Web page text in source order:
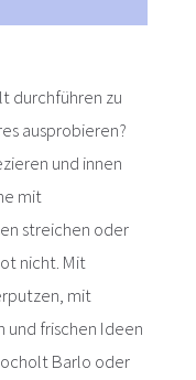
durchführen zu
ausprobieren?
und innen
mit
streichen oder
nicht. Mit
mit
und frischen Ideen
Barlo oder